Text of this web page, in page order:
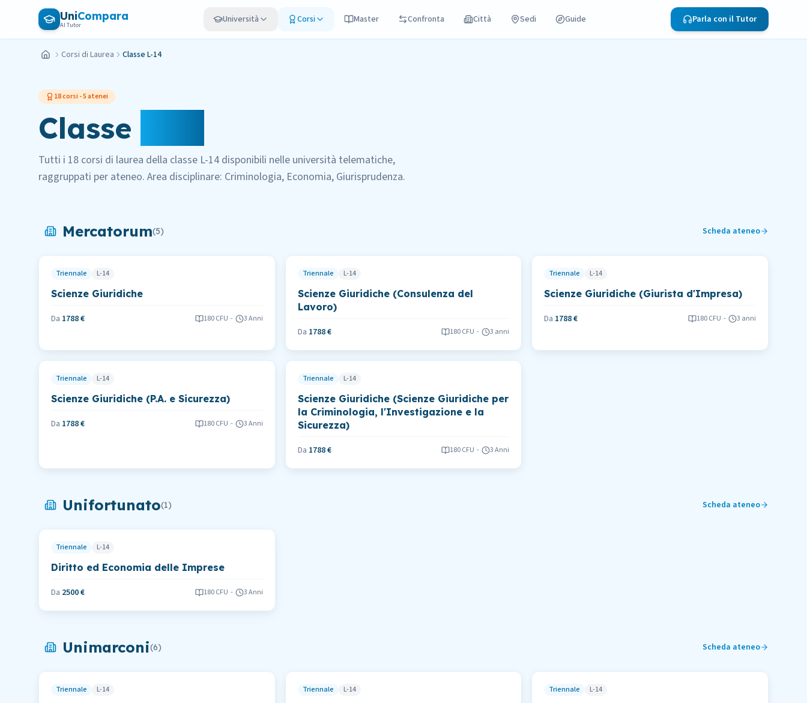
Vai al contenuto principale
UniCompara
AI Tutor Università Corsi Master Confronta Città Sedi Guide Parla con il Tutor
Home Corsi di Laurea Classe L-14
18corsi -5atenei
Classe
Tutti i 18 corsi di laurea della classe L-14 disponibili nelle università telematiche,
raggruppati per ateneo. Area disciplinare: Criminologia, Economia, Giurisprudenza.
Mercatorum(5) Scheda ateneo
Triennale L-14
Scienze Giuridiche
Da 1788 € 180CFU - 3 Anni
Triennale L-14
Scienze Giuridiche (Consulenza del
Lavoro)
Da 1788 € 180CFU - 3 anni
Triennale L-14
Scienze Giuridiche (Giurista d'Impresa)
Da 1788 € 180CFU - 3 anni
Triennale L-14
Scienze Giuridiche (P.A. e Sicurezza)
Da 1788 € 180CFU - 3 Anni
Triennale L-14
Scienze Giuridiche (Scienze Giuridiche per
la Criminologia, l'Investigazione e la
Sicurezza)
Da 1788 € 180CFU - 3 Anni
Unifortunato(1) Scheda ateneo
Triennale L-14
Diritto ed Economia delle Imprese
Da 2500 € 180CFU - 3 Anni
Unimarconi(6) Scheda ateneo
Triennale L-14 Triennale L-14 Triennale L-14